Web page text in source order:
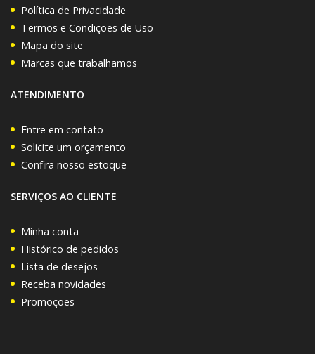
Política de Privacidade
Termos e Condições de Uso
Mapa do site
Marcas que trabalhamos
ATENDIMENTO
Entre em contato
Solicite um orçamento
Confira nosso estoque
SERVIÇOS AO CLIENTE
Minha conta
Histórico de pedidos
Lista de desejos
Receba novidades
Promoções